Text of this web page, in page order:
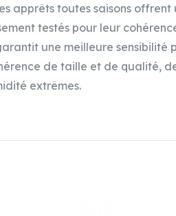
apprêts toutes saisons
testés pour leur
une meilleure
de taille et de qualité,
extrêmes.